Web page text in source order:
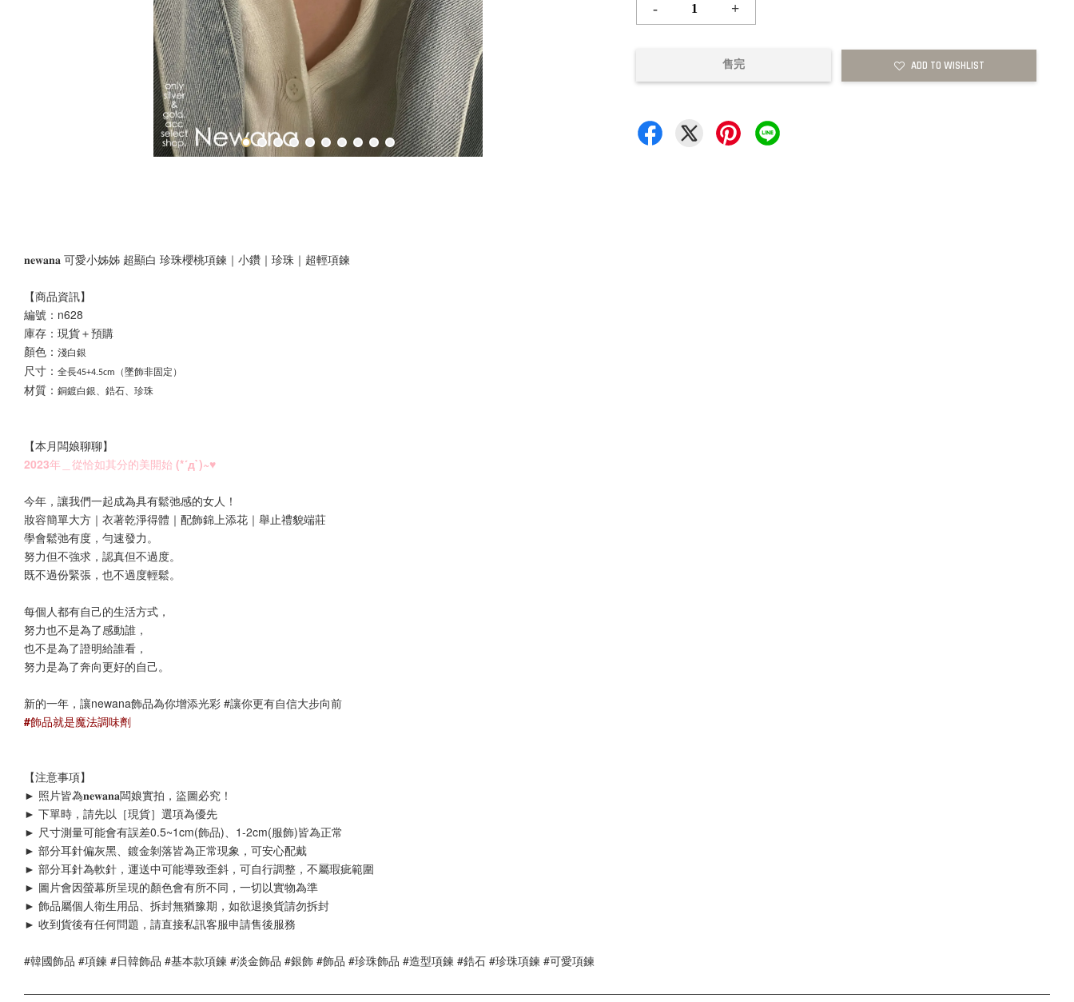
- +
售完 ADD TO WISHLIST
𝐧𝐞𝐰𝐚𝐧𝐚 可愛小姊姊 超顯白 珍珠櫻桃項鍊｜小鑽｜珍珠｜超輕項鍊
【商品資訊】
編號：n628
庫存：現貨＋預購
顏色： 淺白銀
尺寸： 全長45+4.5cm（墜飾非固定）
材質： 銅鍍白銀、鋯石、珍珠
【本月闆娘聊聊】
2023年＿從恰如其分的美開始 (*´д`)~♥
今年，讓我們一起成為具有鬆弛感的女人！
妝容簡單大方｜衣著乾淨得體｜配飾錦上添花｜舉止禮貌端莊
學會鬆弛有度，勻速發力。
努力但不強求，認真但不過度。
既不過份緊張，也不過度輕鬆。
每個人都有自己的生活方式，
努力也不是為了感動誰，
也不是為了證明給誰看，
努力是為了奔向更好的自己。
新的一年，讓newana飾品為你增添光彩 #讓你更有自信大步向前
#飾品就是魔法調味劑
【注意事項】
► 照片皆為𝐧𝐞𝐰𝐚𝐧𝐚闆娘實拍，盜圖必究！
► 下單時，請先以［現貨］選項為優先
► 尺寸測量可能會有誤差0.5~1cm(飾品)、1-2cm(服飾)皆為正常
► 部分耳針偏灰黑、鍍金剝落皆為正常現象，可安心配戴
► 部分耳針為軟針，運送中可能導致歪斜，可自行調整，不屬瑕疵範圍
► 圖片會因螢幕所呈現的顏色會有所不同，一切以實物為準
► 飾品屬個人衛生用品、拆封無猶豫期，如欲退換貨請勿拆封
► 收到貨後有任何問題，請直接私訊客服申請售後服務
#韓國飾品 #項鍊 #日韓飾品 #基本款項鍊 #淡金飾品 #銀飾 #飾品 #珍珠飾品 #造型項鍊 #鋯石 #珍珠項鍊 #可愛項鍊